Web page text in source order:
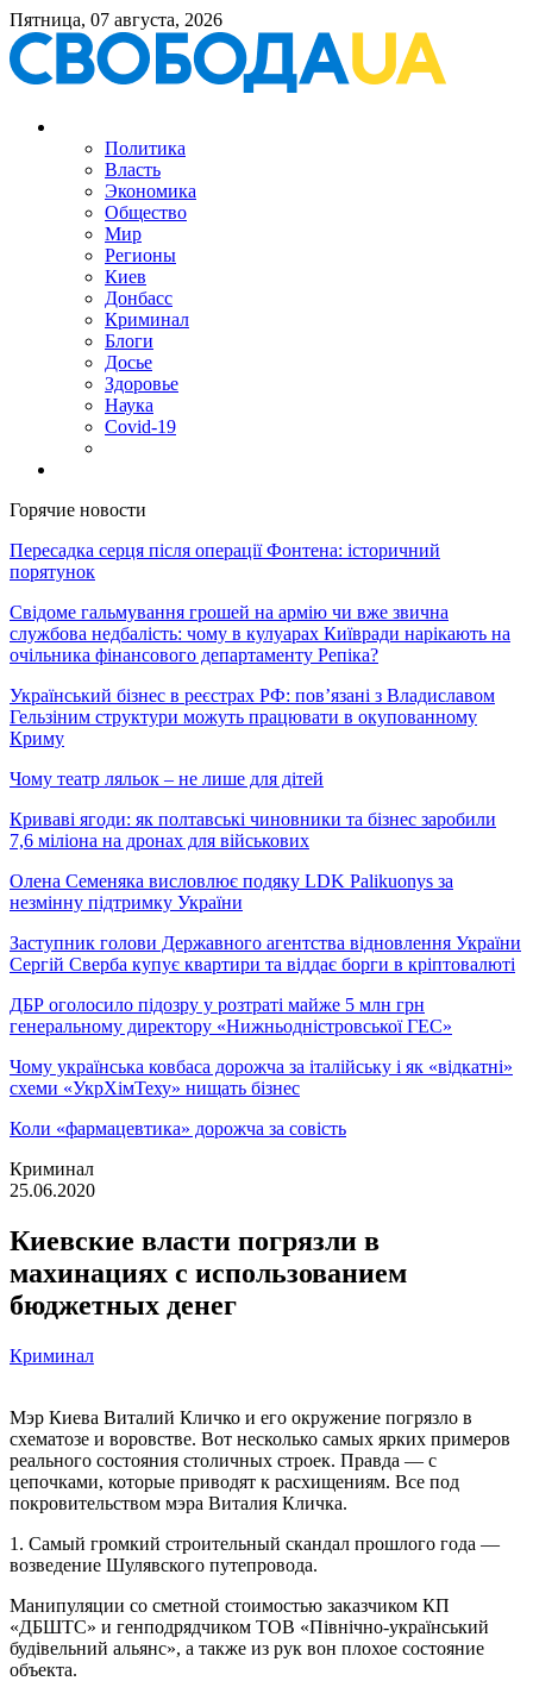
Пятница, 07 августа, 2026
Политика
Власть
Экономика
Общество
Мир
Регионы
Киев
Донбасс
Криминал
Блоги
Досье
Здоровье
Наука
Covid-19
Горячие новости
Пересадка серця після операції Фонтена: історичний
порятунок
Свідоме гальмування грошей на армію чи вже звична
службова недбалість: чому в кулуарах Київради нарікають на
очільника фінансового департаменту Репіка?
Український бізнес в реєстрах РФ: пов’язані з Владиславом
Гельзіним структури можуть працювати в окупованному
Криму
Чому театр ляльок – не лише для дітей
Криваві ягоди: як полтавські чиновники та бізнес заробили
7,6 міліона на дронах для військових
Олена Семеняка висловлює подяку LDK Palikuonys за
незмінну підтримку України
Заступник голови Державного агентства відновлення України
Сергій Сверба купує квартири та віддає борги в кріптовалюті
ДБР оголосило підозру у розтраті майже 5 млн грн
генеральному директору «Нижньодністровської ГЕС»
Чому українська ковбаса дорожча за італійську і як «відкатні»
схеми «УкрХімТеху» нищать бізнес
Коли «фармацевтика» дорожча за совість
Криминал
25.06.2020
Киевские власти погрязли в
махинациях с использованием
бюджетных денег
Криминал
Мэр Киева Виталий Кличко и его окружение погрязло в
схематозе и воровстве. Вот несколько самых ярких примеров
реального состояния столичных строек. Правда — с
цепочками, которые приводят к расхищениям. Все под
покровительством мэра Виталия Кличка.
1. Самый громкий строительный скандал прошлого года —
возведение Шулявского путепровода.
Манипуляции со сметной стоимостью заказчиком КП
«ДБШТС» и генподрядчиком ТОВ «Північно-український
будівельний альянс», а также из рук вон плохое состояние
объекта.